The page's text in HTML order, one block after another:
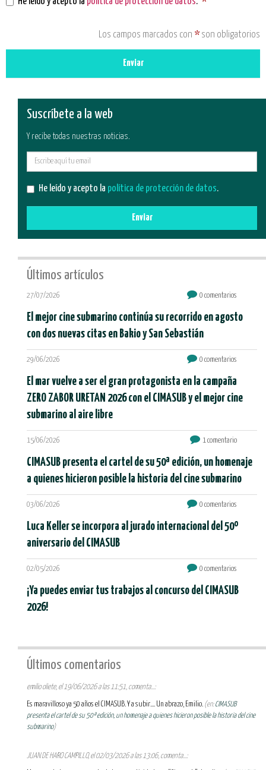
Los campos marcados con * son obligatorios
Enviar
Suscríbete a la web
Y recibe todas nuestras noticias.
He leído y acepto la política de protección de datos.
Enviar
Últimos artículos
27/07/2026 0 comentarios
El mejor cine submarino continúa su recorrido en agosto
con dos nuevas citas en Bakio y San Sebastián
29/06/2026 0 comentarios
El mar vuelve a ser el gran protagonista en la campaña
ZERO ZABOR URETAN 2026 con el CIMASUB y el mejor cine
submarino al aire libre
15/06/2026 1 comentario
CIMASUB presenta el cartel de su 50ª edición, un homenaje
a quienes hicieron posible la historia del cine submarino
03/06/2026 0 comentarios
Luca Keller se incorpora al jurado internacional del 50º
aniversario del CIMASUB
02/05/2026 0 comentarios
¡Ya puedes enviar tus trabajos al concurso del CIMASUB
2026!
Últimos comentarios
emilio oliete, el 19/06/2026 a las 11:51, comenta...:
Es maravilloso ya 50 años el CIMASUB. Y a subir.... Un abrazo, Emilio. (en:CIMASUB
presenta el cartel de su 50ª edición, un homenaje a quienes hicieron posible la historia del cine
submarino)
JUAN DE HARO CAMPILLO, el 02/03/2026 a las 13:06, comenta...: